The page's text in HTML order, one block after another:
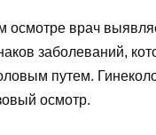
осмотре врач
заболеваний,
путем.
осмотр.